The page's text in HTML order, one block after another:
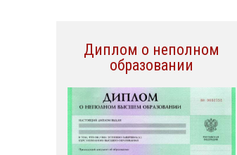
Диплом о неполном
образовании